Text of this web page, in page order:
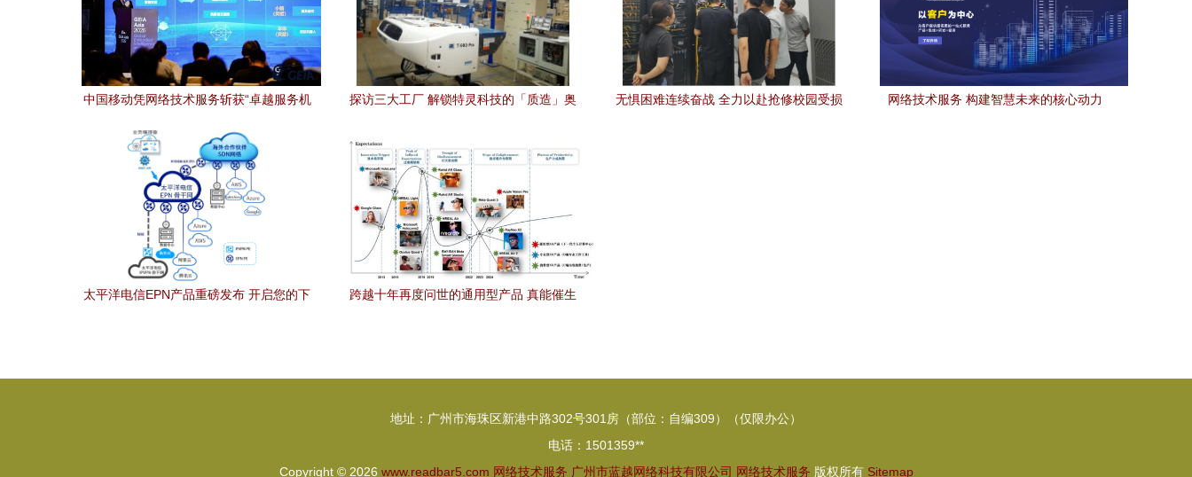
中国移动凭网络技术服务斩获“卓越服务机
验
探访三大工厂 解锁特灵科技的「质造」奥
无惧困难连续奋战 全力以赴抢修校园受损
网络技术服务 构建智慧未来的核心动力
太平洋电信EPN产品重磅发布 开启您的下
跨越十年再度问世的通用型产品 真能催生
地址：广州市海珠区新港中路302号301房（部位：自编309）（仅限办公）
电话：1501359**
Copyright © 2026 www.readbar5.com 网络技术服务 广州市蓝越网络科技有限公司 网络技术服务 版权所有 Sitemap